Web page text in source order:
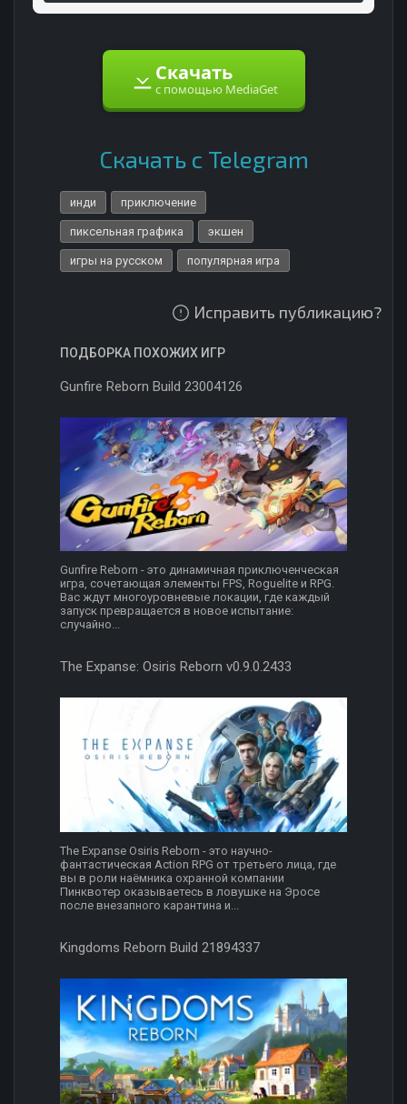
Скачать
с помощью MediaGet
Скачать с Telegram
инди приключение
пиксельная графика экшен
игры на русском популярная игра
Исправить публикацию?
ПОДБОРКА ПОХОЖИХ ИГР
Gunfire Reborn Build 23004126
Gunfire Reborn - это динамичная приключенческая
игра, сочетающая элементы FPS, Roguelite и RPG.
Вас ждут многоуровневые локации, где каждый
запуск превращается в новое испытание:
случайно...
The Expanse: Osiris Reborn v0.9.0.2433
The Expanse Osiris Reborn - это научно-
фантастическая Action RPG от третьего лица, где
вы в роли наёмника охранной компании
Пинквотер оказываетесь в ловушке на Эросе
после внезапного карантина и...
Kingdoms Reborn Build 21894337